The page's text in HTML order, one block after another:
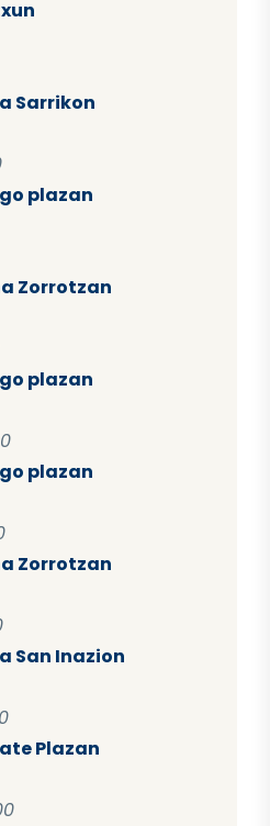
Sarrikon
plazan
Zorrotzan
plazan
plazan
Zorrotzan
San Inazion
Plazan